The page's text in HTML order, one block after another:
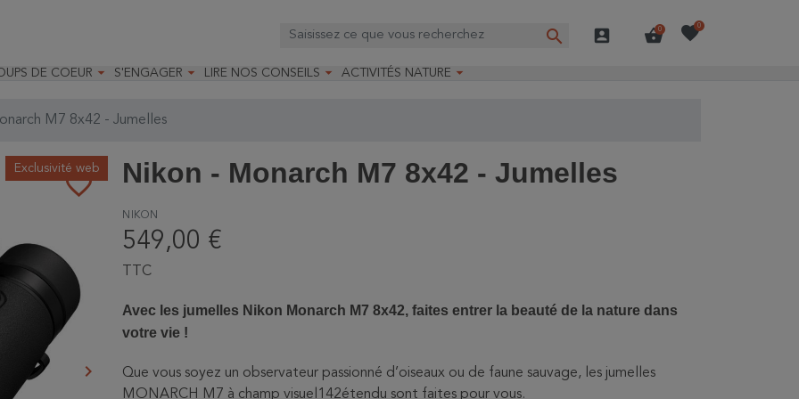
search account_box shopping_basket
0 favorite0
DE COEUR  S'ENGAGER 
Faire un legs
LIRE NOS CONSEILS  ACTIVITÉS NATURE 
M7 8x42 - Jumelles
favorite_border
Exclusivité web
Suivant
keyboard_arrow_right
Nikon - Monarch M7 8x42 - Jumelles
NIKON
549,00 €
TTC
Avec les jumelles Nikon Monarch M7 8x42, faites entrer la beauté de la nature dans
votre vie !
Que vous soyez un observateur passionné d’oiseaux ou de faune sauvage, les jumelles
MONARCH M7 à champ visuel142étendu sont faites pour vous.